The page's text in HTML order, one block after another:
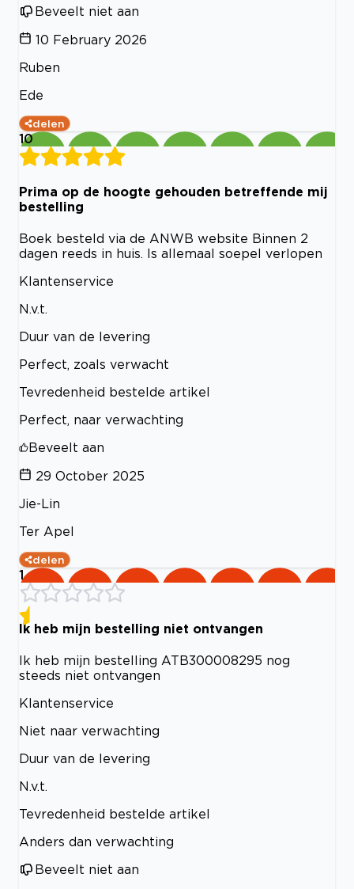
Beveelt niet aan
10 February 2026
Ruben
Ede
delen
10
Prima op de hoogte gehouden betreffende mij
bestelling
Boek besteld via de ANWB website Binnen 2
dagen reeds in huis. Is allemaal soepel verlopen
Klantenservice
N.v.t.
Duur van de levering
Perfect, zoals verwacht
Tevredenheid bestelde artikel
Perfect, naar verwachting
Beveelt aan
29 October 2025
Jie-Lin
Ter Apel
delen
1
Ik heb mijn bestelling niet ontvangen
Ik heb mijn bestelling ATB300008295 nog
steeds niet ontvangen
Klantenservice
Niet naar verwachting
Duur van de levering
N.v.t.
Tevredenheid bestelde artikel
Anders dan verwachting
Beveelt niet aan